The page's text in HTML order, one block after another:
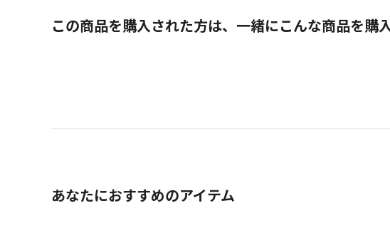
この商品を購入された方は、一緒にこんな商品を購入
あなたにおすすめのアイテム